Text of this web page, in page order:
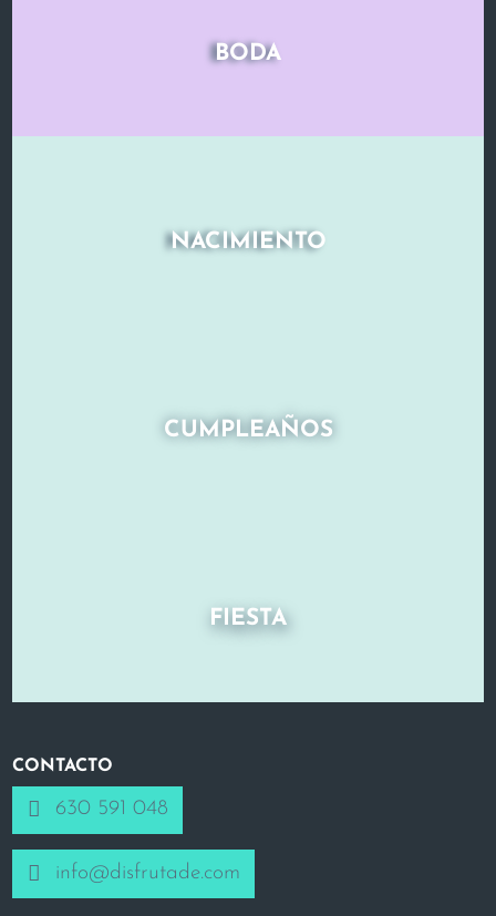
BODA
NACIMIENTO
CUMPLEAÑOS
FIESTA
CONTACTO
630 591 048
info@disfrutade.com